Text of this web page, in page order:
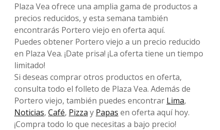
Plaza Vea ofrece una amplia gama de productos a
precios reducidos, y esta semana también
encontrarás Portero viejo en oferta aquí.
Puedes obtener Portero viejo a un precio reducido
en Plaza Vea. ¡Date prisa! ¡La oferta tiene un tiempo
limitado!
Si deseas comprar otros productos en oferta,
consulta todo el folleto de Plaza Vea. Además de
Portero viejo, también puedes encontrar Lima,
Noticias, Café, Pizza y Papas en oferta aquí hoy.
¡Compra todo lo que necesitas a bajo precio!